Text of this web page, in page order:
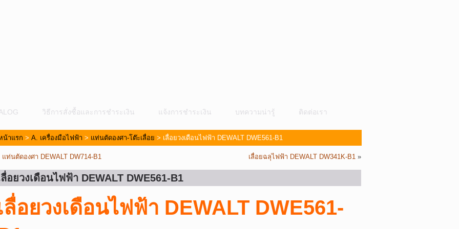
วิธีการสั่งซื้อและการชำระเงิน แจ้งการชำระเงิน บทความน่ารู้ ติดต่อเรา
น้าแรก > A. เครื่องมือไฟฟ้า > แท่นตัดองศา-โต๊ะเลื่อย > เลื่อยวงเดือนไฟฟ้า DEWALT DWE561-B1
แท่นตัดองศา DEWALT DW714-B1 เลื่อยฉลุไฟฟ้า DEWALT DW341K-B1 »
ลื่อยวงเดือนไฟฟ้า DEWALT DWE561-B1
ลื่อยวงเดือนไฟฟ้า DEWALT DWE561-